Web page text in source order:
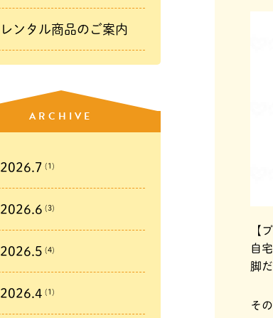
レンタル商品のご案内
ARCHIVE
2026.7 (1)
2026.6 (3)
2026.5 (4)
2026.4 (1)
【
自
脚
そ